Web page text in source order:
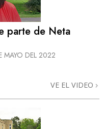
parte de Neta
MAYO DEL 2022
VE EL VIDEO